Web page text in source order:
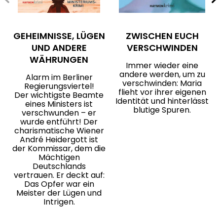
GEHEIMNISSE, LÜGEN
UND ANDERE
WÄHRUNGEN
Alarm im Berliner
Regierungsviertel!
Der wichtigste Beamte
eines Ministers ist
verschwunden – er
wurde entführt! Der
charismatische Wiener
André Heidergott ist
der Kommissar, dem die
Mächtigen
Deutschlands
vertrauen. Er deckt auf:
Das Opfer war ein
Meister der Lügen und
Intrigen.
ZWISCHEN EUCH
VERSCHWINDEN
Immer wieder eine
andere werden, um zu
verschwinden: Maria
flieht vor ihrer eigenen
Identität und hinterlässt
blutige Spuren.